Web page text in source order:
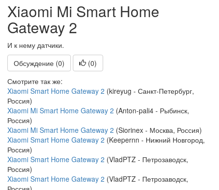
Xiaomi Mi Smart Home
Gateway 2
И к нему датчики.
Обсуждение (0)
(0)
Смотрите так же:
Xiaomi Smart Home Gateway 2 (kireyug - Санкт-Петербург,
Россия)
Xiaomi Mi Smart Home Gateway 2 (Anton-pali4 - Рыбинск,
Россия)
Xiaomi Mi Smart Home Gateway 2 (Siorinex - Москва, Россия)
Xiaomi Smart Home Gateway 2 (Keepernn - Нижний Новгород,
Россия)
Xiaomi Smart Home Gateway 2 (VladPTZ - Петрозаводск,
Россия)
Xiaomi Smart Home Gateway 2 (VladPTZ - Петрозаводск,